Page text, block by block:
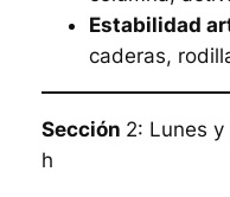
Estabilidad
caderas,
Sección 2: Lunes
h